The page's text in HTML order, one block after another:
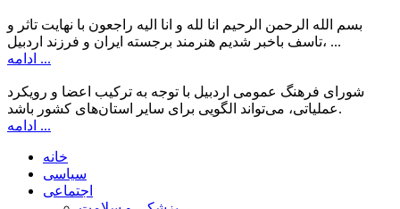
بسم الله الرحمن الرحیم انا لله و انا الیه راجعون با نهایت تاثر و
تاسف باخبر شدیم هنرمند برجسته ایران و فرزند اردبیل، ...
ادامه ...
شورای فرهنگ عمومی اردبیل با توجه به ترکیب اعضا و رویکرد
عملیاتی، می‌تواند الگویی برای سایر استان‌های کشور باشد.
ادامه ...
خانه
سیاسی
اجتماعی